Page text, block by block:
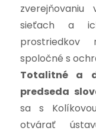
zverejňovaniu
sieťach a
prostriedkov
spoločné s
Totalitné a
predseda
sa s
otvárať